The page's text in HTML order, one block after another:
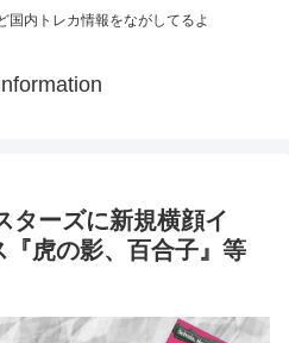
国内トレカ情報をながしてるよ
ターズに新規横顔イ
『虎の影、百合子』等